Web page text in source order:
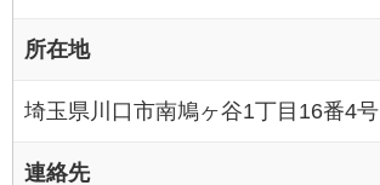
所在地
埼玉県川口市南鳩ヶ谷1丁目16番4号
連絡先